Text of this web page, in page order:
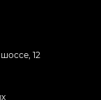
12